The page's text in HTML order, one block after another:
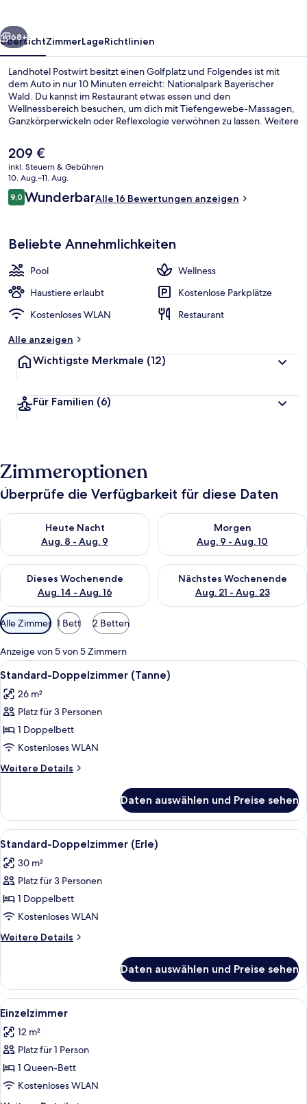
Weiter
68+
ÜbersichtZimmerLageRichtlinien
Landhotel Postwirt besitzt einen Golfplatz und Folgendes ist mit
dem Auto in nur 10 Minuten erreicht: Nationalpark Bayerischer
Wald. Du kannst im Restaurant etwas essen und den
Wellnessbereich besuchen, um dich mit Tiefengewebe-Massagen,
Ganzkörperwickeln oder Reflexologie verwöhnen zu lassen. Weitere
Der
aktuelle
Preis
beträgt
209 €.
209 €
inkl. Steuern & Gebühren
10. Aug.–11. Aug.
Bewertungen
9,09,0 von 10.
WunderbarAlle 16 Bewertungen anzeigen
Beliebte Annehmlichkeiten
Pool
Wellness
Haustiere erlaubt
Kostenlose Parkplätze
Kostenloses WLAN
Restaurant
Alle anzeigen
Wichtigste Merkmale (12)
Für Familien (6)
Zimmeroptionen
Überprüfe die Verfügbarkeit für diese Daten
Heute Nacht
Aug. 8 - Aug. 9
Überprüfe die Verfügbarkeit für heute Nacht, Aug. 8 - Aug. 9.
Morgen
Aug. 9 - Aug. 10
Überprüfe die Verfügbarkeit
Dieses Wochenende
Aug. 14 - Aug. 16
Überprüfe die Verfügbarkeit für dieses Wochenende, Aug. 14
Nächstes Wochenende
Aug. 21 - Aug. 23
Überprüfe die Verfügbarkeit
Verfügbare
Filter
für
Zimmer
Alle Zimmer 1 Bett 2 Betten
Anzeige von 5 von 5 Zimmern
Alle
Fotos
für
Standard-
Doppelzimmer
(Tanne)
anzeigen
Ein Hotelzimmer mit einem
8
Standard-Doppelzimmer (Tanne)
26 m²
Platz für 3 Personen
1 Doppelbett
Kostenloses WLAN
Weitere Details
Weitere
Doppelzimmer
(Tanne)
Daten auswählen und Preise sehen
Alle
Fotos
für
Standard-
Doppelzimmer
(Erle)
anzeigen
Ein Hotelzimmer mit einem großen
5
Standard-Doppelzimmer (Erle)
30 m²
Platz für 3 Personen
1 Doppelbett
Kostenloses WLAN
Weitere Details
Weitere
Doppelzimmer
(Erle)
Daten auswählen und Preise sehen
Alle
Fotos
für
Einzelzimmer
anzeigen
Ein ordentlich bezogenes Bett mit
7
Einzelzimmer
12 m²
Platz für 1 Person
1 Queen-Bett
Kostenloses WLAN